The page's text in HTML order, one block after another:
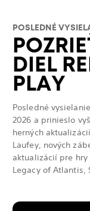
POSLEDNÉ
DIEL
PLAY
Posledné
2026 a prinieslo
herných
Laufey, nových
aktualizácií pre hry
Legacy of Atlantis,